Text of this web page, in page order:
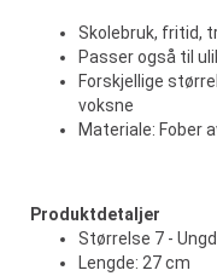
Skolebruk, fritid,
Passer også til
Forskjellige
voksne
Materiale: Fober
Produktdetaljer
Størrelse 7 -
Lengde: 27 cm